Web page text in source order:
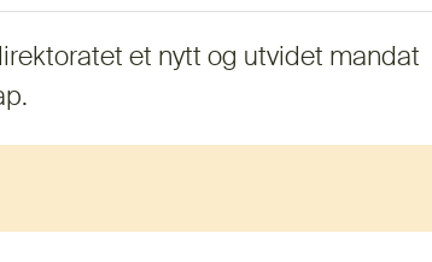
et nytt og utvidet mandat